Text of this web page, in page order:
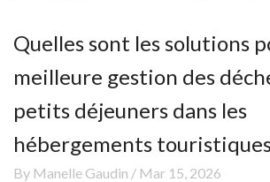
Quelles sont les solutions
meilleure gestion des
petits déjeuners dans les
hébergements
By Manelle Gaudin / Mar 15, 2026